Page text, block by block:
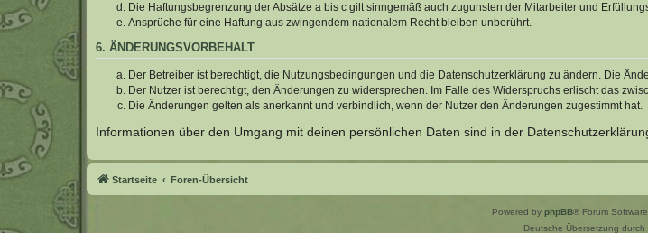
Die Haftungsbegrenzung der Absätze a bis c gilt sinngemäß auch zugunsten der Mitarbeiter und
Ansprüche für eine Haftung aus zwingendem nationalem Recht bleiben unberührt.
6. ÄNDERUNGSVORBEHALT
Der Betreiber ist berechtigt, die Nutzungsbedingungen und die Datenschutzerklärung zu ändern. Die
Der Nutzer ist berechtigt, den Änderungen zu widersprechen. Im Falle des Widerspruchs erlischt das
Die Änderungen gelten als anerkannt und verbindlich, wenn der Nutzer den Änderungen zugestimmt hat.
Informationen über den Umgang mit deinen persönlichen Daten sind in der
Startseite Foren-Übersicht
Powered by phpBB® Forum
Deutsche Übersetzung durch